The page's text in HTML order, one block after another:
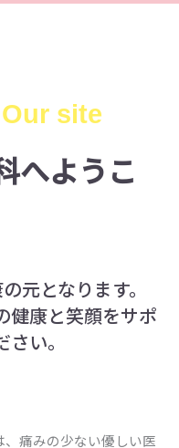
site
へようこ
元となります。
健康と笑顔をサポ
い。
痛みの少ない優しい医